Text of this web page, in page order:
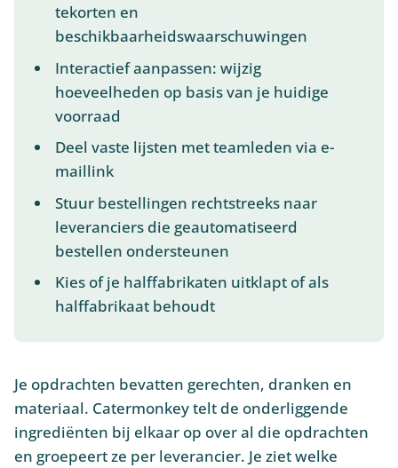
tekorten en
beschikbaarheidswaarschuwingen
Interactief aanpassen: wijzig
hoeveelheden op basis van je huidige
voorraad
Deel vaste lijsten met teamleden via e-
maillink
Stuur bestellingen rechtstreeks naar
leveranciers die geautomatiseerd
bestellen ondersteunen
Kies of je halffabrikaten uitklapt of als
halffabrikaat behoudt
Je opdrachten bevatten gerechten, dranken en
materiaal. Catermonkey telt de onderliggende
ingrediënten bij elkaar op over al die opdrachten
en groepeert ze per leverancier. Je ziet welke